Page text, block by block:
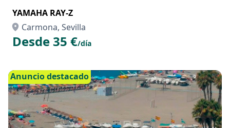
YAMAHA RAY-Z
Carmona, Sevilla
Desde 35 €/día
Anuncio destacado